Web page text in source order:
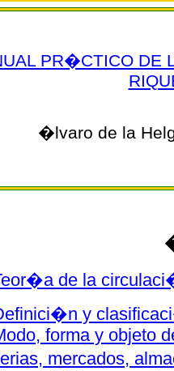
PR�CTICO DE
�lvaro de la
de la
y
forma y objeto
mercados,